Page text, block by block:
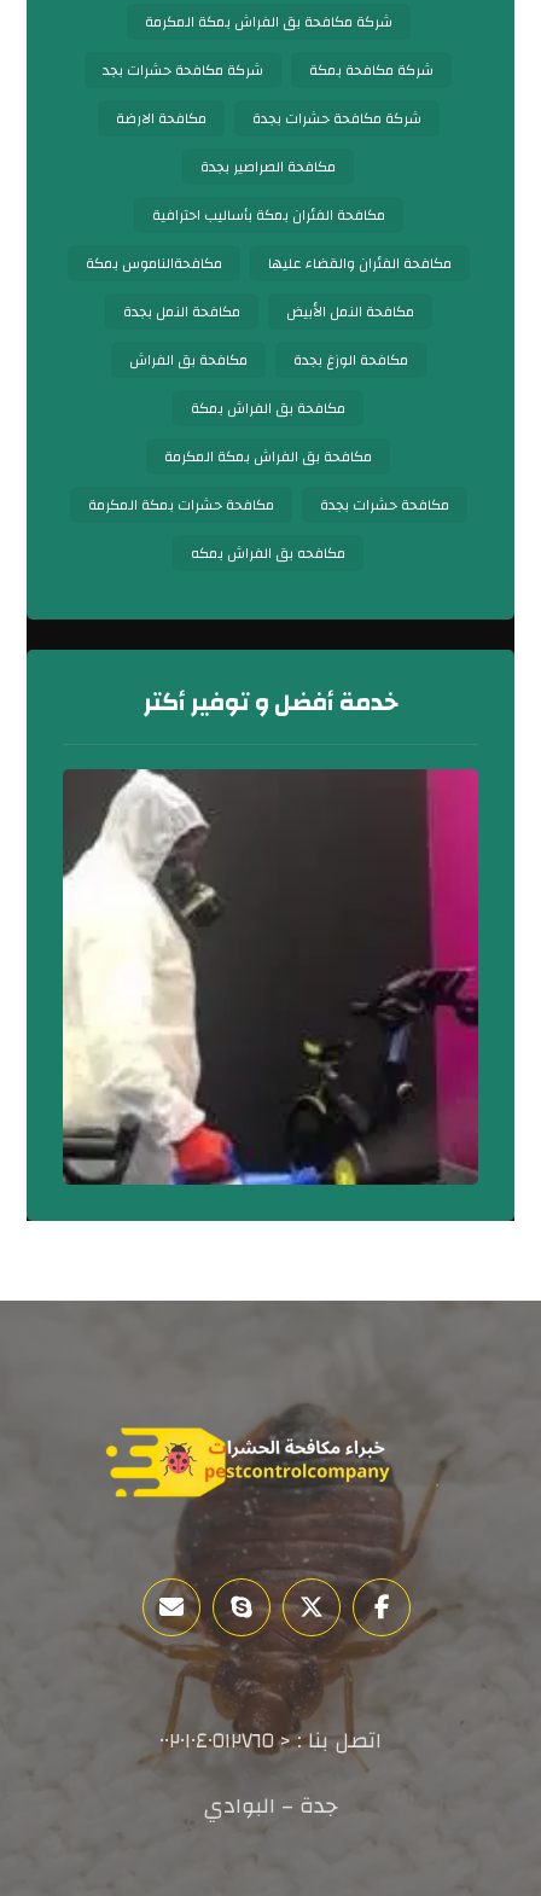
شركة مكافحة بق الفراش بمكة المكرمة
شركة مكافحة بمكة
شركة مكافحة حشرات بجد
شركة مكافحة حشرات بجدة
مكافحة الارضة
مكافحة الصراصير بجدة
مكافحة الفئران بمكة بأساليب احترافية
مكافحة الفئران والقضاء عليها
مكافحةالناموس بمكة
مكافحة النمل الأبيض
مكافحة النمل بجدة
مكافحة الوزغ بجدة
مكافحة بق الفراش
مكافحة بق الفراش بمكة
مكافحة بق الفراش بمكة المكرمة
مكافحة حشرات بجدة
مكافحة حشرات بمكة المكرمة
مكافحه بق الفراش بمكه
خدمة أفضل و توفير أكتر
اتصل بنا : < ٠٠٢٠١٠٤٠٥١٢٧٦٥
جدة – البوادي